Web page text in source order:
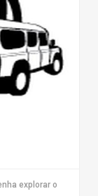
explorar o